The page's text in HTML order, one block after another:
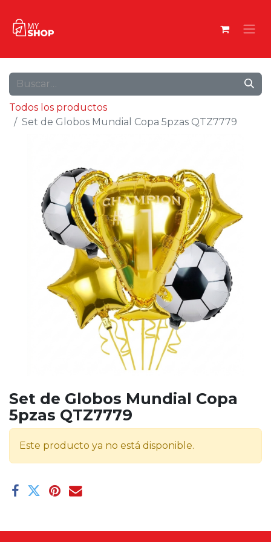
Todos los productos
Set de Globos Mundial Copa 5pzas QTZ7779
Set de Globos Mundial Copa
5pzas QTZ7779
Este producto ya no está disponible.